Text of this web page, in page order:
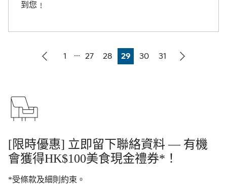
到您﹗
Page
1 ...
Page
27
Page
28
Page
29
Page
30
Page
31
[限時優惠] 立即留下聯絡資料 — 有機
會獲得HK$100美食現金禮券*！
*受條款及細則約束。